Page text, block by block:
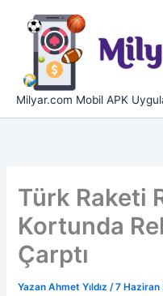
Milyar.com Mobil APK
Türk Raketi
Kortunda
Çarptı
Yazan Ahmet Yıldız/7 Haziran